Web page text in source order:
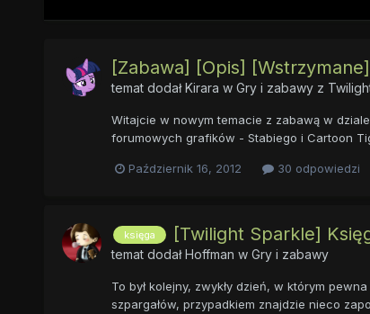
[Zabawa] [Opis]
temat dodałKirara w Gry i zabawy z
Witajcie w nowym temacie z zabawą w
forumowych grafików - Stabiego i Cartoon
Październik 16, 2012 30 odpowiedzi
księga [Twilight Sparkle]
temat dodałHoffman w Gry i zabawy
To był kolejny, zwykły dzień, w którym
szpargałów, przypadkiem znajdzie nieco